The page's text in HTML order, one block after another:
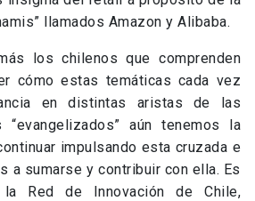
llamados Amazon y Alibaba.
los chilenos que comprenden
cómo estas temáticas cada vez
en distintas aristas de las
aún tenemos la
impulsando esta cruzada e
a sumarse y contribuir con ella. Es
Red de Innovación de Chile,